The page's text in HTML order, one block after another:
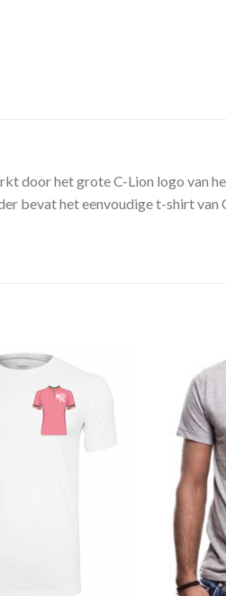
door het grote C-Lion logo van
bevat het eenvoudige t-shirt van